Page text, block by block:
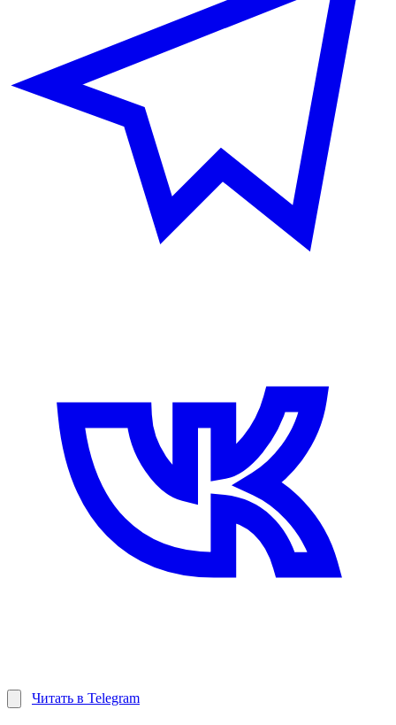
Читать в Telegram